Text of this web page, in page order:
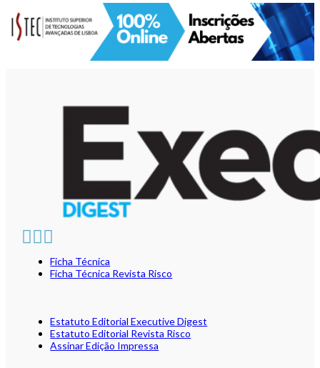
Ficha Técnica
Ficha Técnica Revista Risco
Estatuto Editorial Executive Digest
Estatuto Editorial Revista Risco
Assinar Edição Impressa